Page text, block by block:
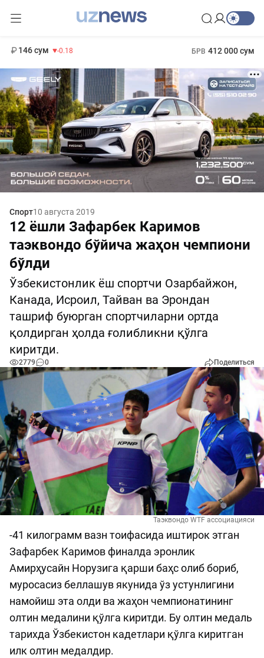
146 сум -0.18 БРВ 412 000 сум
Спорт10 августа 2019
12 ёшли Зафарбек Каримов
таэквондо бўйича жаҳон чемпиони
бўлди
Ўзбекистонлик ёш спортчи Озарбайжон,
Канада, Исроил, Тайван ва Эрондан
ташриф буюрган спортчиларни ортда
қолдирган ҳолда ғолибликни қўлга
киритди.
2779 0 Поделиться
Таэквондо WTF ассоциацияси
-41 килограмм вазн тоифасида иштирок этган
Зафарбек Каримов финалда эронлик
Амирҳусайн Норузига қарши баҳс олиб бориб,
муросасиз беллашув якунида ўз устунлигини
намойиш эта олди ва жаҳон чемпионатининг
олтин медалини қўлга киритди. Бу олтин медаль
тарихда Ўзбекистон кадетлари қўлга киритган
илк олтин медалдир.